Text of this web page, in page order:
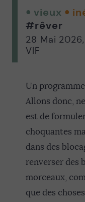
vieux
#rêver
28 Mai 2026,
VIF
Un
Allons donc,
est de
choquantes
dans des
renverser des
morceaux,
que des